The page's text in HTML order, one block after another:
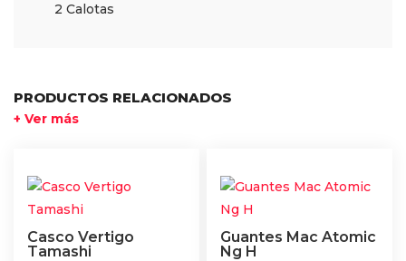
2 Calotas
PRODUCTOS RELACIONADOS
+ Ver más
Casco Vertigo
Tamashi
Guantes Mac Atomic
Ng H